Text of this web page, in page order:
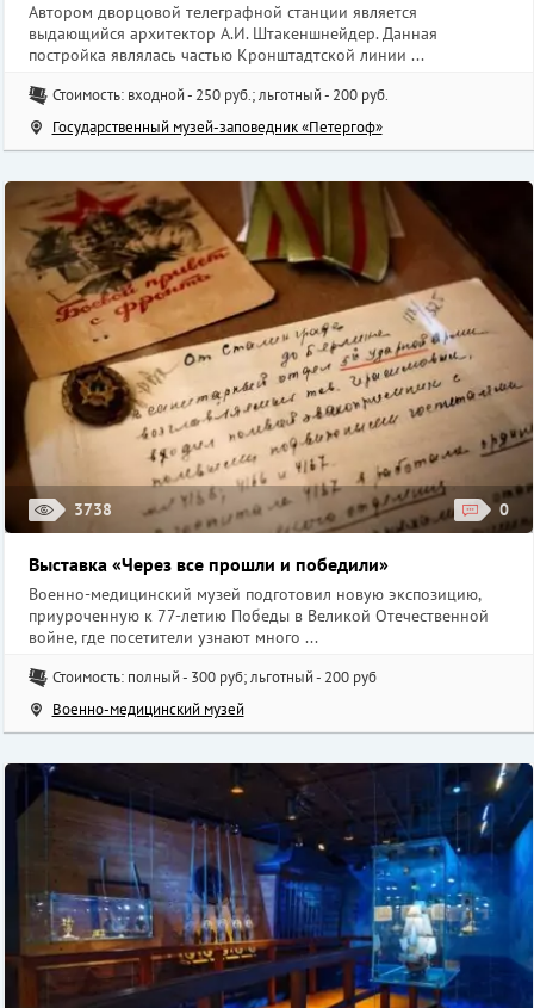
Автором дворцовой телеграфной станции является
выдающийся архитектор А.И. Штакеншнейдер. Данная
постройка являлась частью Кронштадтской линии ...
Стоимость: входной - 250 руб.; льготный - 200 руб.
Государственный музей-заповедник «Петергоф»
3738 0
Выставка «Через все прошли и победили»
Военно-медицинский музей подготовил новую экспозицию,
приуроченную к 77-летию Победы в Великой Отечественной
войне, где посетители узнают много ...
Стоимость: полный - 300 руб; льготный - 200 руб
Военно-медицинский музей